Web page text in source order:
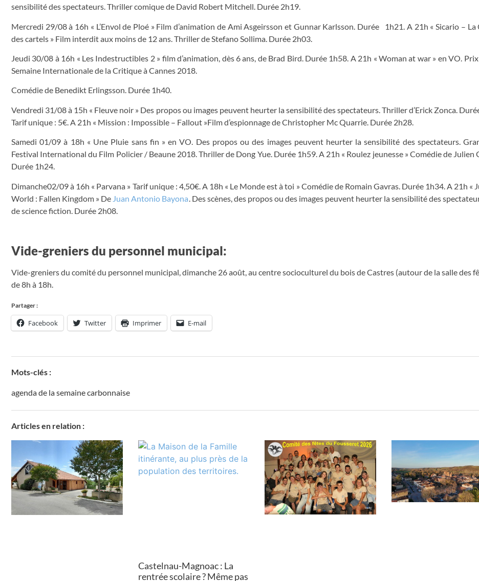
sensibilité des spectateurs. Thriller comique de David Robert Mitchell. Durée 2h19.
Mercredi 29/08 à 16h « L’Envol de Ploé » Film d’animation de Ami Asgeirsson et Gunnar Karlsson. Durée 1h21. A 21h « Sicario – La
des cartels » Film interdit aux moins de 12 ans. Thriller de Stefano Sollima. Durée 2h03.
Jeudi 30/08 à 16h « Les Indestructibles 2 » film d’animation, dès 6 ans, de Brad Bird. Durée 1h58. A 21h « Woman at war » en VO. Prix
Semaine Internationale de la Critique à Cannes 2018.
Comédie de Benedikt Erlingsson. Durée 1h40.
Vendredi 31/08 à 15h « Fleuve noir » Des propos ou images peuvent heurter la sensibilité des spectateurs. Thriller d’Erick Zonca.
Tarif unique : 5€. A 21h « Mission : Impossible – Fallout »Film d’espionnage de Christopher Mc Quarrie. Durée 2h28.
Samedi 01/09 à 18h « Une Pluie sans fin » en VO. Des propos ou des images peuvent heurter la sensibilité des spectateurs.
Festival International du Film Policier / Beaune 2018. Thriller de Dong Yue. Durée 1h59. A 21h « Roulez jeunesse » Comédie de Julien
Durée 1h24.
Dimanche02/09 à 16h « Parvana » Tarif unique : 4,50€. A 18h « Le Monde est à toi » Comédie de Romain Gavras. Durée 1h34. A 21h «
World : Fallen Kingdom » De Juan Antonio Bayona . Des scènes, des propos ou des images peuvent heurter la sensibilité des
de science fiction. Durée 2h08.
Vide-greniers du personnel municipal:
Vide-greniers du comité du personnel municipal, dimanche 26 août, au centre socioculturel du bois de Castres (autour de la salle des
de 8h à 18h.
Partager :
Facebook Twitter Imprimer E-mail
Mots-clés :
agenda de la semaine carbonnaise
Articles en relation :
Castelnau-Magnoac : La
rentrée scolaire ? Même pas